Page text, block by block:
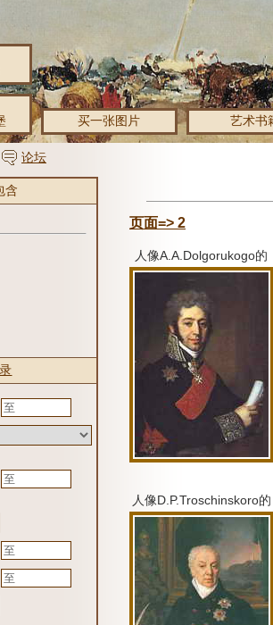
买一张图片 艺术书
论坛
含
页面=> 2
人像A.A.Dolgorukogo的
人像D.P.Troschinskoro的